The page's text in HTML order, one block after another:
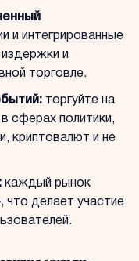
и интегрированные
и
торговле.
торгуйте на
сферах политики,
криптовалют и не
каждый рынок
что делает участие